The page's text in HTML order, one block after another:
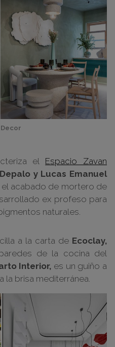
el Espacio Zavan
y Lucas Emanuel
acabado de mortero de
ex profeso para
naturales.
a la carta de Ecoclay,
de la cocina del
Interior, es un guiño a
la brisa mediterránea.